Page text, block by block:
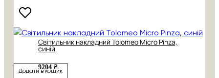
Світильник накладний Tolomeo Micro Pinza,
синій
9204 ₴
Додати в кошик